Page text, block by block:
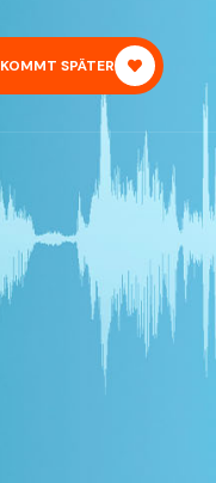
KOMMT SPÄTER